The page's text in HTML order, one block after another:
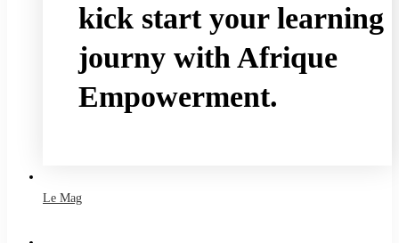
kick start your learning
journy with Afrique
Empowerment.
Le Mag